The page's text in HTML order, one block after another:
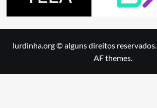
lurdinha.org © alguns direitos reservados.
AF themes.